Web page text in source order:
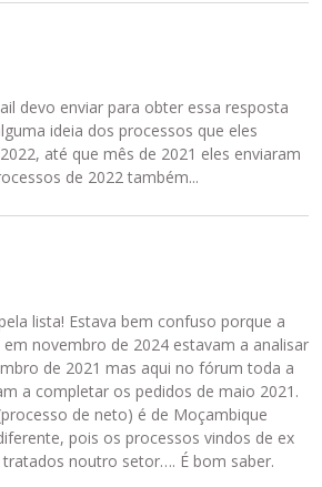
devo enviar para obter essa resposta
ideia dos processos que eles
até que mês de 2021 eles enviaram
de 2022 também...
lista! Estava bem confuso porque a
novembro de 2024 estavam a analisar
de 2021 mas aqui no fórum toda a
a completar os pedidos de maio 2021.
de neto) é de Moçambique
pois os processos vindos de ex
noutro setor…. É bom saber.